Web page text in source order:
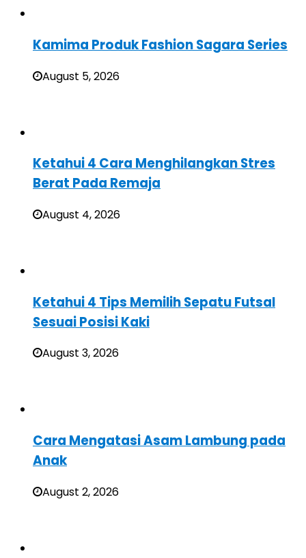
Kamima Produk Fashion Sagara Series
August 5, 2026
Ketahui 4 Cara Menghilangkan Stres
Berat Pada Remaja
August 4, 2026
Ketahui 4 Tips Memilih Sepatu Futsal
Sesuai Posisi Kaki
August 3, 2026
Cara Mengatasi Asam Lambung pada
Anak
August 2, 2026